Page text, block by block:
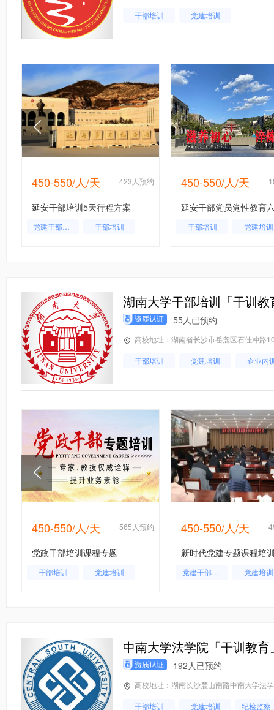
干部培训 党建培训
450-550/人/天 423人预约
延安干部培训5天行程方案
党建干部培训 干部培训
450-550/人/天
干部培训 党建培训
湖南大学干部培训「干训教
55人已预约
高校地址：湖南省长沙市岳麓区石佳冲路
干部培训 党建培训 企业内
450-550/人/天 565人预约
党政干部培训课程专题
干部培训 党建培训
450-550/人/天
党建干部培训
党建培训
中南大学法学院「干训教育
192人已预约
高校地址：湖南长沙麓山南路中南大学法
干部培训 党建培训 纪